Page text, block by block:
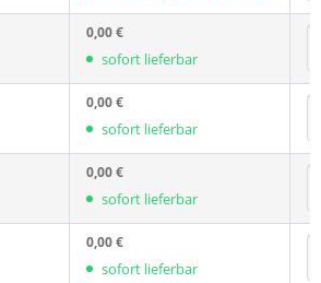
0,00 €
sofort lieferbar
0,00 €
sofort lieferbar
0,00 €
sofort lieferbar
0,00 €
sofort lieferbar